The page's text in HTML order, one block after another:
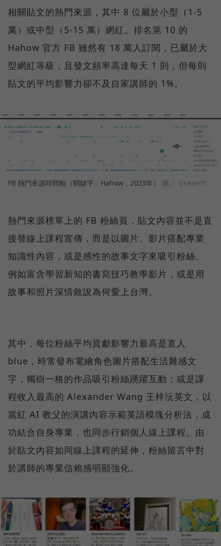
相關貼文的熱門來源，其中 8 位屬於小型（1-5
萬）或中型（5-15 萬）網紅。排名第 10 的
Hahow 官方 FB 雖然有 18 萬人訂閱，已屬於大
型網紅等級，且發文頻率高達每天 1 則，但每則
貼文的平均影響力卻不及自家講師的 1%。
FB 熱門來源時間軸（關鍵字：Hahow，2023年） 圖／ Ｑsearch
熱門來源榜單上的 FB 粉絲頁，貼文內容並不是直
接替線上課程宣傳，而是以圖片、影片搭配專業
知識性內容，或是感性的故事文字來吸引粉絲。
例如富含學習新知的書寫技巧教學影片，或是用
故事和照片深情敘說為何愛上台灣。
其中，每位粉絲平均貢獻影響力最高是直人
blue，時常發布電繪角色圖片搭配生活雜感文
字，獨樹一格的作品吸引粉絲踴躍互動；或是課
程收入最高的 Alexander Wang 王梓沅英文，以
當紅 AI 教父的演講內容示範英語模塊分析法，成
功結合自身專業，也同步行銷個人線上課程。由
於貼文內容如同線上課程的延伸，粉絲留言中對
於講師的專業信賴感明顯強化。